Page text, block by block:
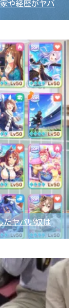
や経歴がヤバ
たヤバい奴は